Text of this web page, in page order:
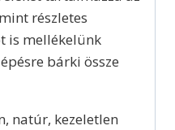
részletes
is mellékelünk
bárki össze
natúr, kezeletlen